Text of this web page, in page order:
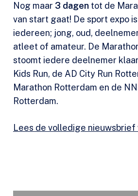
Nog maar 3 dagentot de
van start gaat! De sport expo
iedereen; jong, oud,
atleet of amateur. De
stoomt iedere deelnemer
Kids Run, de AD City Run
Marathon Rotterdam en de
Rotterdam.
Lees de volledige nieuwsbrief